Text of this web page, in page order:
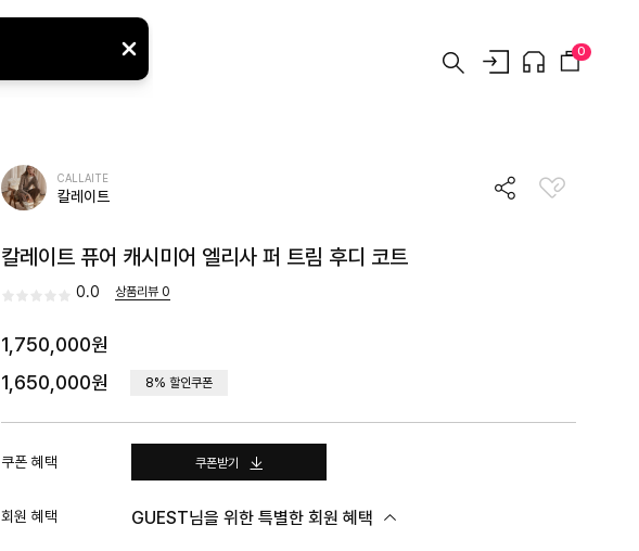
0
CALLAITE
칼레이트
칼레이트 퓨어 캐시미어 엘리사 퍼 트림 후디 코트
0.0 상품리뷰 0
1,750,000원
1,650,000원
8% 할인쿠폰
쿠폰 혜택 쿠폰받기
회원 혜택 GUEST님을 위한 특별한 회원 혜택